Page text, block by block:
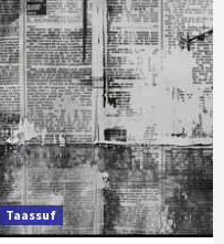
Taassuf